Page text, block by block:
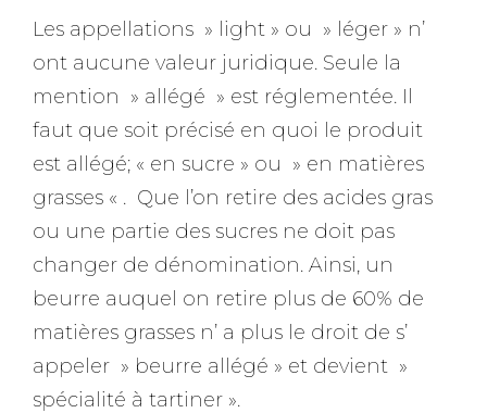
Les appellations » light » ou » léger » n’
ont aucune valeur juridique. Seule la
mention » allégé » est réglementée. Il
faut que soit précisé en quoi le produit
est allégé; « en sucre » ou » en matières
grasses « . Que l’on retire des acides gras
ou une partie des sucres ne doit pas
changer de dénomination. Ainsi, un
beurre auquel on retire plus de 60% de
matières grasses n’ a plus le droit de s’
appeler » beurre allégé » et devient »
spécialité à tartiner ».